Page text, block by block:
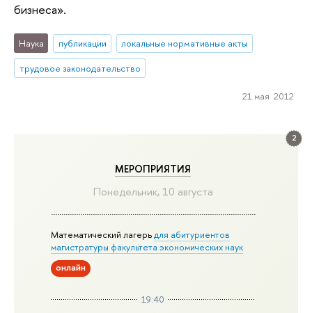
2
МЕРОПРИЯТИЯ
Понедельник, 10 августа
Математический лагерьдля абитуриентов
магистратуры факультета экономических наук
онлайн
19:40
бизнеса».
Наука публикации
локальные нормативные акты
трудовое законодательство
21 мая 2012